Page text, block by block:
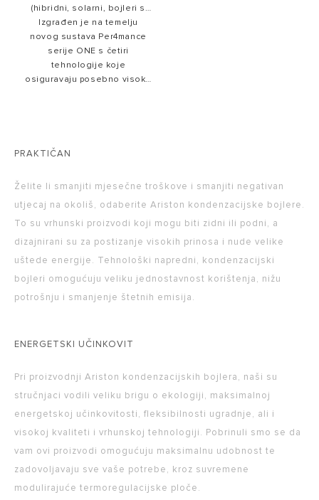
(hibridni, solarni, bojleri s
vanjskim spremnikom tople
vode).
Izgrađen je na temelju
novog sustava Per4mance
serije ONE s četiri
tehnologije koje
osiguravaju posebno visoke
PRAKTIČAN
Želite li smanjiti mjesečne troškove i smanjiti negativan
utjecaj na okoliš, odaberite Ariston kondenzacijske bojlere.
To su vrhunski proizvodi koji mogu biti zidni ili podni, a
dizajnirani su za postizanje visokih prinosa i nude velike
uštede energije. Tehnološki napredni, kondenzacijski
bojleri omogućuju veliku jednostavnost korištenja, nižu
potrošnju i smanjenje štetnih emisija.
ENERGETSKI UČINKOVIT
Pri proizvodnji Ariston kondenzacijskih bojlera, naši su
stručnjaci vodili veliku brigu o ekologiji, maksimalnoj
energetskoj učinkovitosti, fleksibilnosti ugradnje, ali i
visokoj kvaliteti i vrhunskoj tehnologiji. Pobrinuli smo se da
vam ovi proizvodi omogućuju maksimalnu udobnost te
zadovoljavaju sve vaše potrebe, kroz suvremene
modulirajuće termoregulacijske ploče.